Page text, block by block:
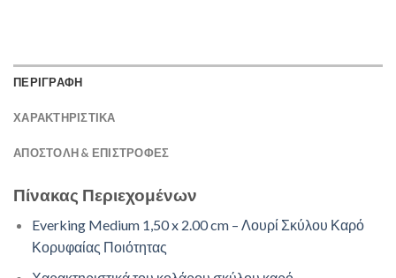
ΠΕΡΙΓΡΑΦΗ
ΧΑΡΑΚΤΗΡΙΣΤΙΚΑ
ΑΠΟΣΤΟΛΉ & ΕΠΙΣΤΡΟΦΈΣ
Πίνακας Περιεχομένων
Everking Medium 1,50 x 2.00 cm – Λουρί Σκύλου Καρό
Κορυφαίας Ποιότητας